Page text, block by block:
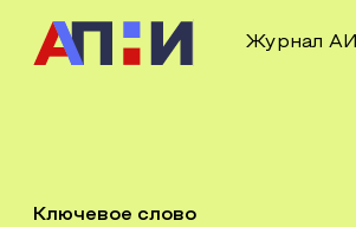
Журнал АИ
Ключевое слово